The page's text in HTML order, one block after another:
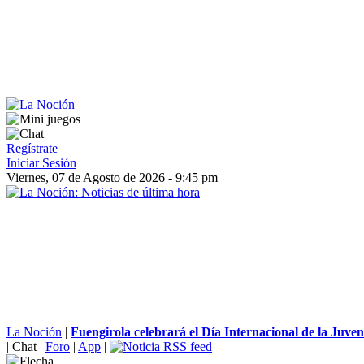
Regístrate
Iniciar Sesión
Viernes, 07 de Agosto de 2026 - 9:45 pm
La Noción | Fuengirola celebrará el Día Internacional de la
| Chat | Foro | App |